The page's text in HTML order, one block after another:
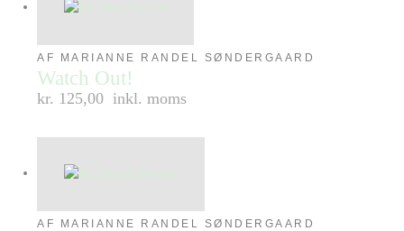
AF MARIANNE RANDEL SØNDERGAARD
Watch Out!
kr. 125,00 inkl. moms
AF MARIANNE RANDEL SØNDERGAARD